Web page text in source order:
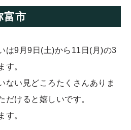
富市
は9 月9 日 (土)から 11 日 ( 月)の3
す。
ない見どころたくさんありま
だけると嬉しいです。
す。